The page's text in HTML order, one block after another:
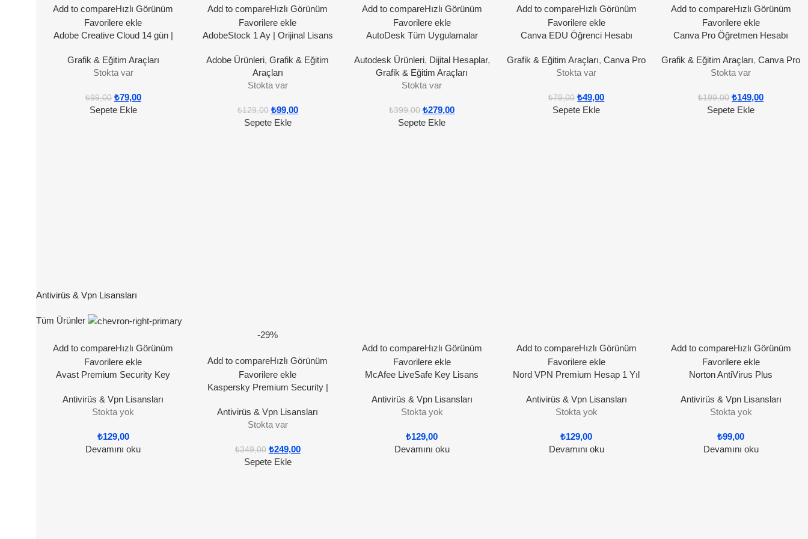
Add to compareHızlı Görünüm
Favorilere ekle
Adobe Creative Cloud 14 gün |
Grafik & Eğitim Araçları
Stokta var
₺99,00 ₺79,00
Sepete Ekle
Add to compareHızlı Görünüm
Favorilere ekle
AdobeStock 1 Ay | Orijinal Lisans
Adobe Ürünleri,Grafik & Eğitim
Araçları
Stokta var
₺129,00 ₺99,00
Sepete Ekle
Add to compareHızlı Görünüm
Favorilere ekle
AutoDesk Tüm Uygulamalar
Autodesk Ürünleri, Dijital Hesaplar,
Grafik & Eğitim Araçları
Stokta var
₺399,00 ₺279,00
Sepete Ekle
Add to compareHızlı Görünüm
Favorilere ekle
Canva EDU Öğrenci Hesabı
Grafik & Eğitim Araçları,Canva Pro
Stokta var
₺79,00 ₺49,00
Sepete Ekle
Add to compareHızlı Görünüm
Favorilere ekle
Canva Pro Öğretmen Hesabı
Grafik & Eğitim Araçları,Canva Pro
Stokta var
₺199,00 ₺149,00
Sepete Ekle
Antivirüs & Vpn Lisansları
Tüm Ürünler
Add to compareHızlı Görünüm
Favorilere ekle
Avast Premium Security Key
Antivirüs & Vpn Lisansları
Stokta yok
₺129,00
Devamını oku
-29%
Add to compareHızlı Görünüm
Favorilere ekle
Kaspersky Premium Security |
Antivirüs & Vpn Lisansları
Stokta var
₺349,00 ₺249,00
Sepete Ekle
Add to compareHızlı Görünüm
Favorilere ekle
McAfee LiveSafe Key Lisans
Antivirüs & Vpn Lisansları
Stokta yok
₺129,00
Devamını oku
Add to compareHızlı Görünüm
Favorilere ekle
Nord VPN Premium Hesap 1 Yıl
Antivirüs & Vpn Lisansları
Stokta yok
₺129,00
Devamını oku
Add to compareHızlı Görünüm
Favorilere ekle
Norton AntiVirus Plus
Antivirüs & Vpn Lisansları
Stokta yok
₺99,00
Devamını oku